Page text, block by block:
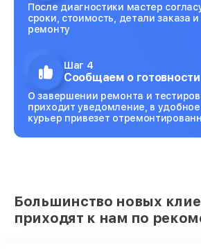
После диагностики мастер
сроки, стоимость, детали заказа
ремонту
Шаг 4
Сообщаем о готовности
О завершении ремонта и
приходит уведомление, в
курьер привезет
Большинство новых
приходят к нам по